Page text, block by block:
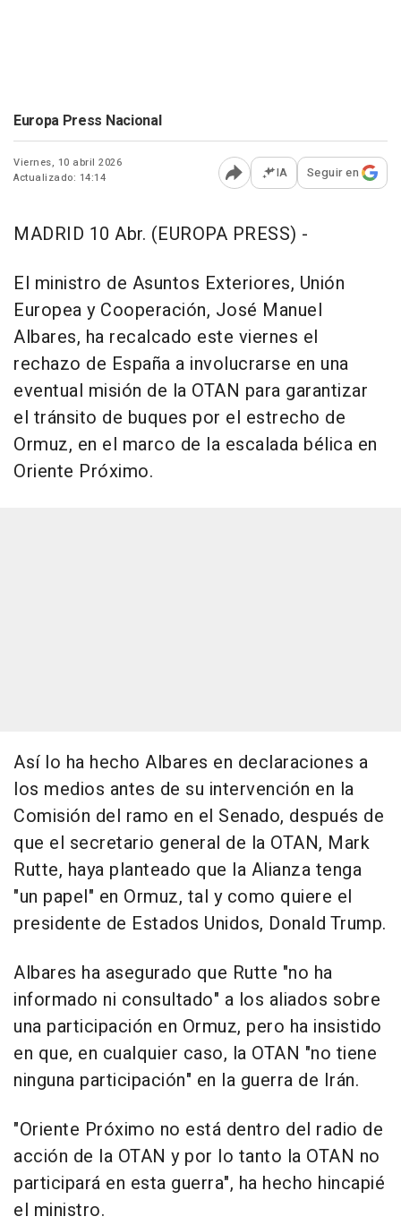
Europa Press Nacional
Viernes, 10 abril 2026
Actualizado: 14:14
Abrir opciones para
IA Seguir en
MADRID 10 Abr. (EUROPA PRESS) -
El ministro de Asuntos Exteriores, Unión
Europea y Cooperación, José Manuel
Albares, ha recalcado este viernes el
rechazo de España a involucrarse en una
eventual misión de la OTAN para garantizar
el tránsito de buques por el estrecho de
Ormuz, en el marco de la escalada bélica en
Oriente Próximo.
Así lo ha hecho Albares en declaraciones a
los medios antes de su intervención en la
Comisión del ramo en el Senado, después de
que el secretario general de la OTAN, Mark
Rutte, haya planteado que la Alianza tenga
"un papel" en Ormuz, tal y como quiere el
presidente de Estados Unidos, Donald Trump.
Albares ha asegurado que Rutte "no ha
informado ni consultado" a los aliados sobre
una participación en Ormuz, pero ha insistido
en que, en cualquier caso, la OTAN "no tiene
ninguna participación" en la guerra de Irán.
"Oriente Próximo no está dentro del radio de
acción de la OTAN y por lo tanto la OTAN no
participará en esta guerra", ha hecho hincapié
el ministro.